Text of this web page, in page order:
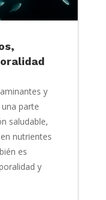
y
parte
saludable,
nutrientes
es
y